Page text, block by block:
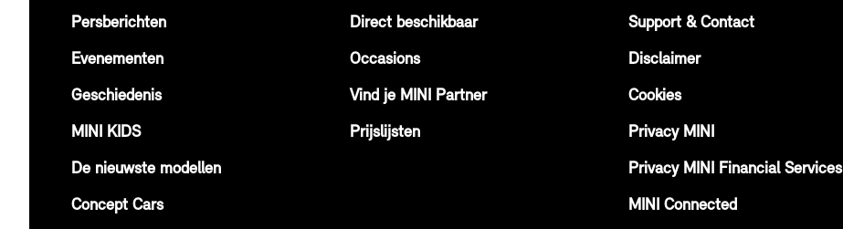
Persberichten
Evenementen
Geschiedenis
MINI KIDS
De nieuwste modellen
Concept Cars
Direct beschikbaar
Occasions
Vind je MINI Partner
Prijslijsten
Support & Contact
Disclaimer
Cookies
Privacy MINI
Privacy MINI Financial Services
MINI Connected